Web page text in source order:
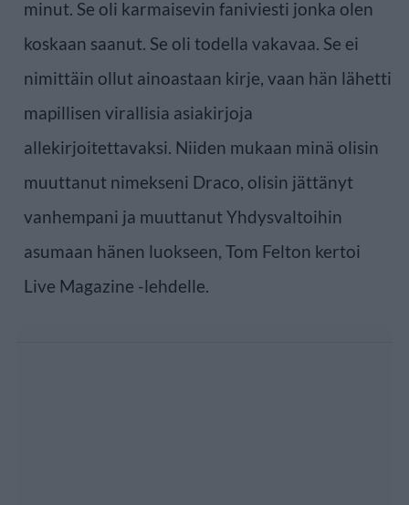
minut. Se oli karmaisevin faniviesti jonka olen
koskaan saanut. Se oli todella vakavaa. Se ei
nimittäin ollut ainoastaan kirje, vaan hän lähetti
mapillisen virallisia asiakirjoja
allekirjoitettavaksi. Niiden mukaan minä olisin
muuttanut nimekseni Draco, olisin jättänyt
vanhempani ja muuttanut Yhdysvaltoihin
asumaan hänen luokseen, Tom Felton kertoi
Live Magazine -lehdelle.